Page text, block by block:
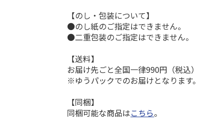
【のし・包装について】
●のし紙のご指定はできません。
●二重包装のご指定はできません。
【送料】
お届け先ごと全国一律990円（税込）
※ゆうパックでのお届けとなります。
【同梱】
同梱可能な商品はこちら。